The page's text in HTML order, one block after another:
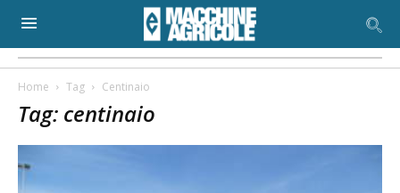
Home Tag Centinaio
Tag: centinaio